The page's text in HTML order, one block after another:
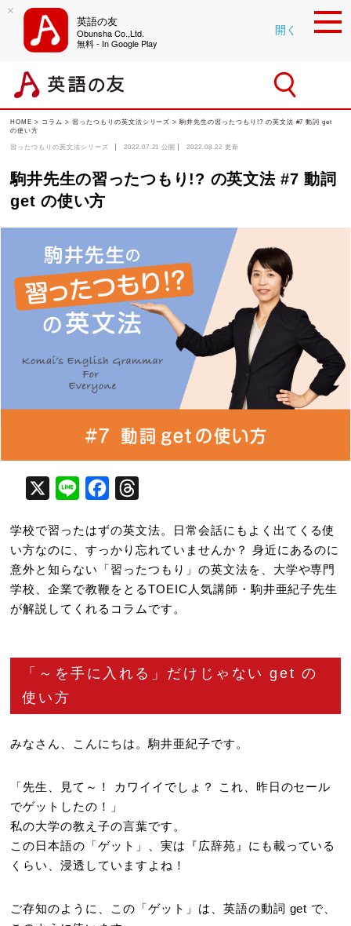
×
英語の友
Obunsha Co.,Ltd.
無料 - In Google Play
開く
HOME > コラム > 習ったつもりの英文法シリーズ > 駒井先生の習ったつもり!? の英文法 #7 動詞 get
の使い方
習ったつもりの英文法シリーズ 2022.07.21 公開 2022.08.22 更新
駒井先生の習ったつもり!? の英文法 #7 動詞
get の使い方
X Line Facebook
学校で習ったはずの英文法。日常会話にもよく出てくる使
い方なのに、すっかり忘れていませんか？ 身近にあるのに
意外と知らない「習ったつもり」の英文法を、大学や専門
学校、企業で教鞭をとるTOEIC人気講師・駒井亜紀子先生
が解説してくれるコラムです。
「～を手に入れる」だけじゃない get の
使い方
みなさん、こんにちは。駒井亜紀子です。
「先生、見て～！ カワイイでしょ？ これ、昨日のセール
でゲットしたの！」
私の大学の教え子の言葉です。
この日本語の「ゲット」、実は『広辞苑』にも載っている
くらい、浸透していますよね！
ご存知のように、この「ゲット」は、英語の動詞 get で、